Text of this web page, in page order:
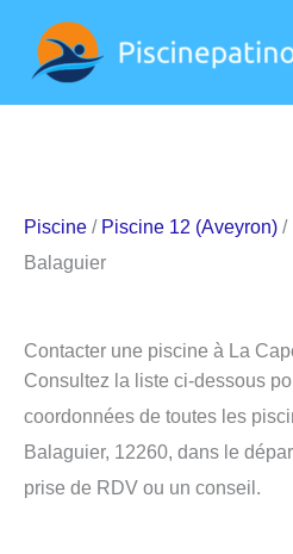
contenu
Piscine / Piscine 12 (Aveyron) /
Balaguier
Contacter une piscine à La
Consultez la liste ci-dessous
coordonnées de toutes les
Balaguier, 12260, dans le
prise de RDV ou un conseil.